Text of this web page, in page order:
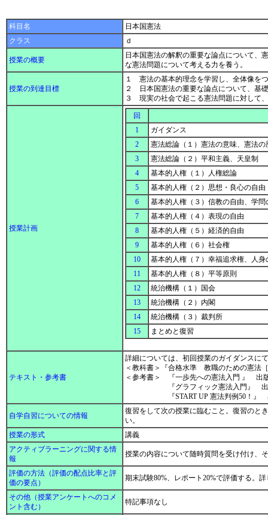
科目名
日本国憲法
クラス
ｄ
授業の概要
日本国憲法の解釈の重要な論点について、
な憲法問題について考える力を養う。
授業の到達目標
１ 憲法の基本的理念を学習し、全体像を
２ 日本国憲法の重要な論点について、基
３ 現実の社会で起こる憲法問題に対して
授業計画
回
1
ガイダンス
2
憲法総論（１）憲法の意味、憲法
3
憲法総論（２）平和主義、天皇制
4
基本的人権（１）人権総論
5
基本的人権（２）思想・良心の自由
6
基本的人権（３）信教の自由、学
7
基本的人権（４）表現の自由
8
基本的人権（５）経済的自由
9
基本的人権（６）社会権
10
基本的人権（７）幸福追求権、人
11
基本的人権（８）平等原則
12
統治機構（１）国会
13
統治機構（２）内閣
14
統治機構（３）裁判所
15
まとめと復習
テキスト・参考書
詳細については、初回授業のガイダンスに
＜教科書＞『合格水準 教職のための憲法
＜参考書＞ 『一歩先への憲法入門 』 出
『グラフィック憲法入門』 出版
『START UP 憲法判例50！』 出版
自学自習についての情報
復習をして次の授業に臨むこと。復習のと
い。
授業の形式
講義
アクティブラーニングに関する情
報
授業の内容について随時質問を受け付け、
評価の方法（評価の配点比率と評
価の要点）
期末試験80%、レポート20%で評価する。
その他（授業アンケートへのコメ
ント含む）
特記事項なし